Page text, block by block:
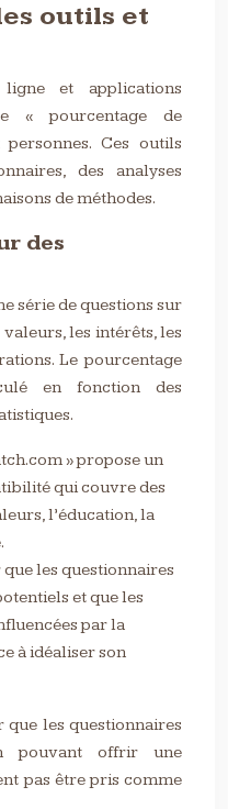
outils et
et applications
« pourcentage de
Ces outils
des analyses
de méthodes.
des
série de questions sur
les intérêts, les
Le pourcentage
en fonction des
» propose un
qui couvre des
l’éducation, la
les questionnaires
et que les
par la
à idéaliser son
les questionnaires
pouvant offrir une
pas être pris comme